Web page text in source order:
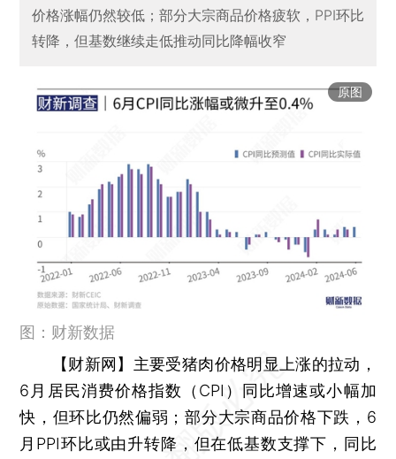
价格涨幅仍然较低；部分大宗商品价格疲软，PPI环比
转降，但基数继续走低推动同比降幅收窄
原图
图：财新数据
【财新网】 主要受猪肉价格明显上涨的拉动，
6月居民消费价格指数（CPI）同比增速或小幅加
快，但环比仍然偏弱；部分大宗商品价格下跌，6
月PPI环比或由升转降，但在低基数支撑下，同比